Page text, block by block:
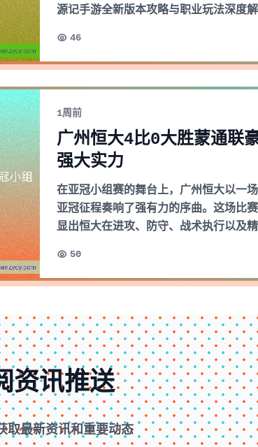
源记手游全新版本攻略与职业玩法深度
46
1周前
广州恒大4比0大胜蒙通联
强大实力
在亚冠小组赛的舞台上，广州恒大以一
亚冠征程奏响了强有力的序曲。这场比
显出恒大在进攻、防守、战术执行以及
50
资讯推送
取最新资讯和重要动态